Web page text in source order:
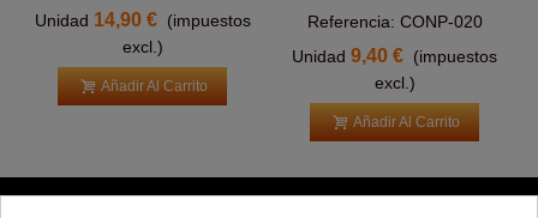
Unidad 14,90 € (impuestos
excl.)
Añadir Al Carrito
Referencia: CONP-020
Unidad9,40 € (impuestos
excl.)
Añadir Al Carrito